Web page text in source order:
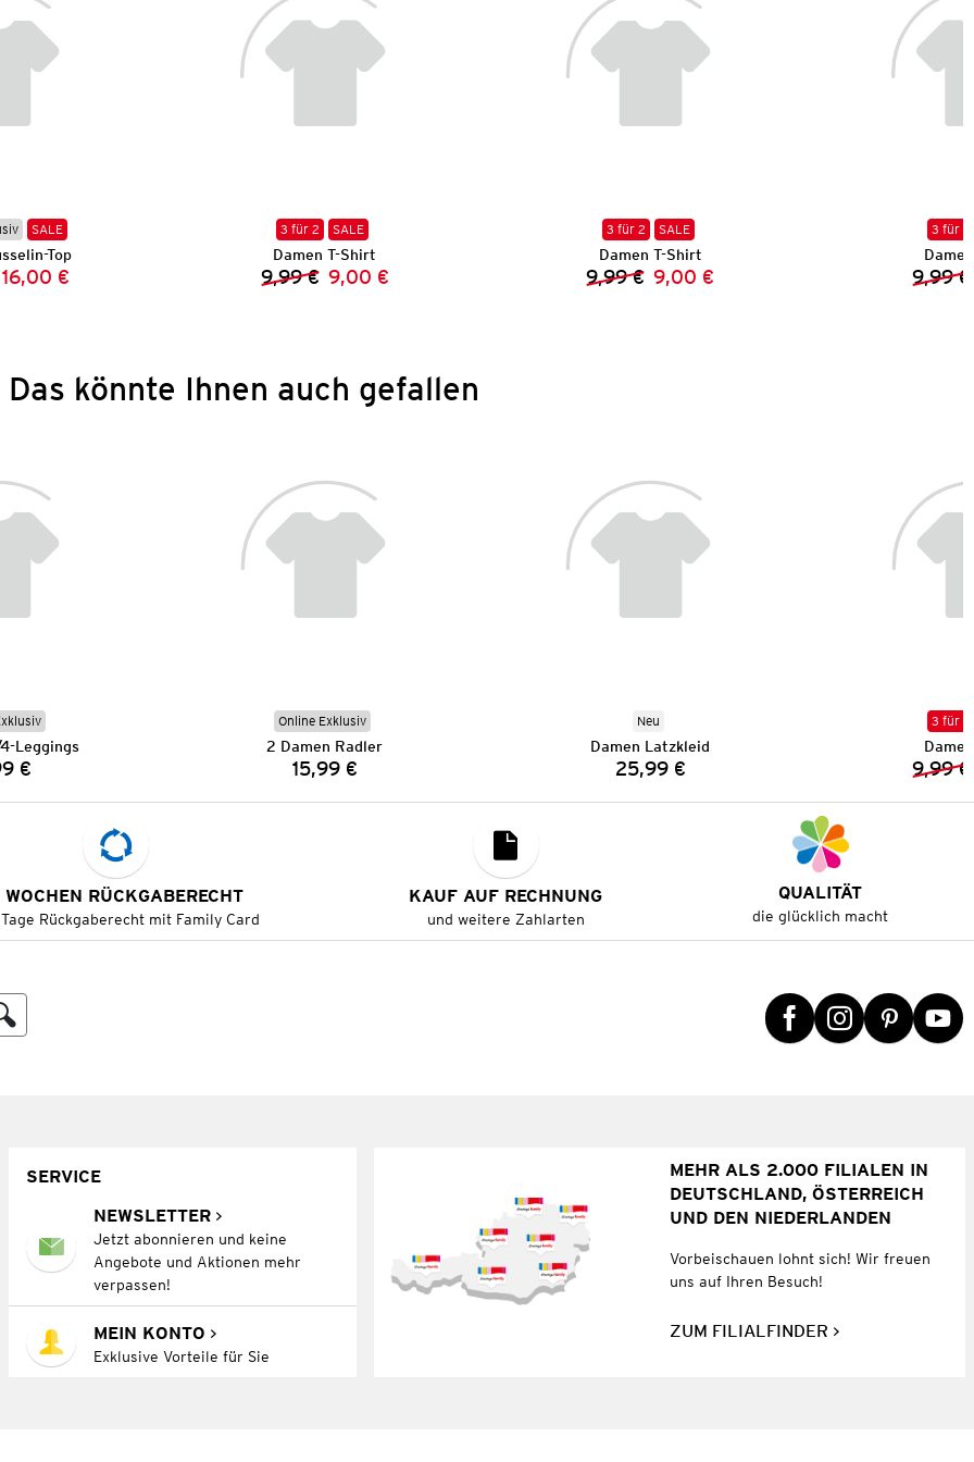
SALE
Top
Preis:
Preis:
16,00 €
3 für 2 SALE
Damen T-Shirt
Vorheriger Preis:
9,99 € Neuer Preis:
9,00 €
3 für 2 SALE
Damen T-Shirt
Vorheriger Preis:
9,99 € Neuer Preis:
9,00 €
3 für 2
9,99 €
Das könnte Ihnen auch gefallen
Leggings
€
Online Exklusiv
2 Damen Radler
Preis:
15,99 €
Neu
Damen Latzkleid
Preis:
25,99 €
3 für 2
9,99 €
RÜCKGABERECHT
Rückgaberecht mit Family Card
KAUF AUF RECHNUNG
und weitere Zahlarten
QUALITÄT
die glücklich macht
SERVICE
NEWSLETTER
Jetzt abonnieren und keine
Angebote und Aktionen mehr
verpassen!
MEIN KONTO
Exklusive Vorteile für Sie
MEHR ALS 2.000 FILIALEN IN
DEUTSCHLAND, ÖSTERREICH
UND DEN NIEDERLANDEN
Vorbeischauen lohnt sich! Wir freuen
uns auf Ihren Besuch!
ZUM FILIALFINDER